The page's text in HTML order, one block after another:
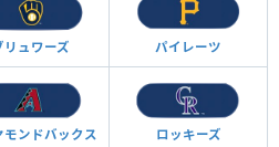
リュワーズ パイレーツ
モンドバックス ロッキーズ